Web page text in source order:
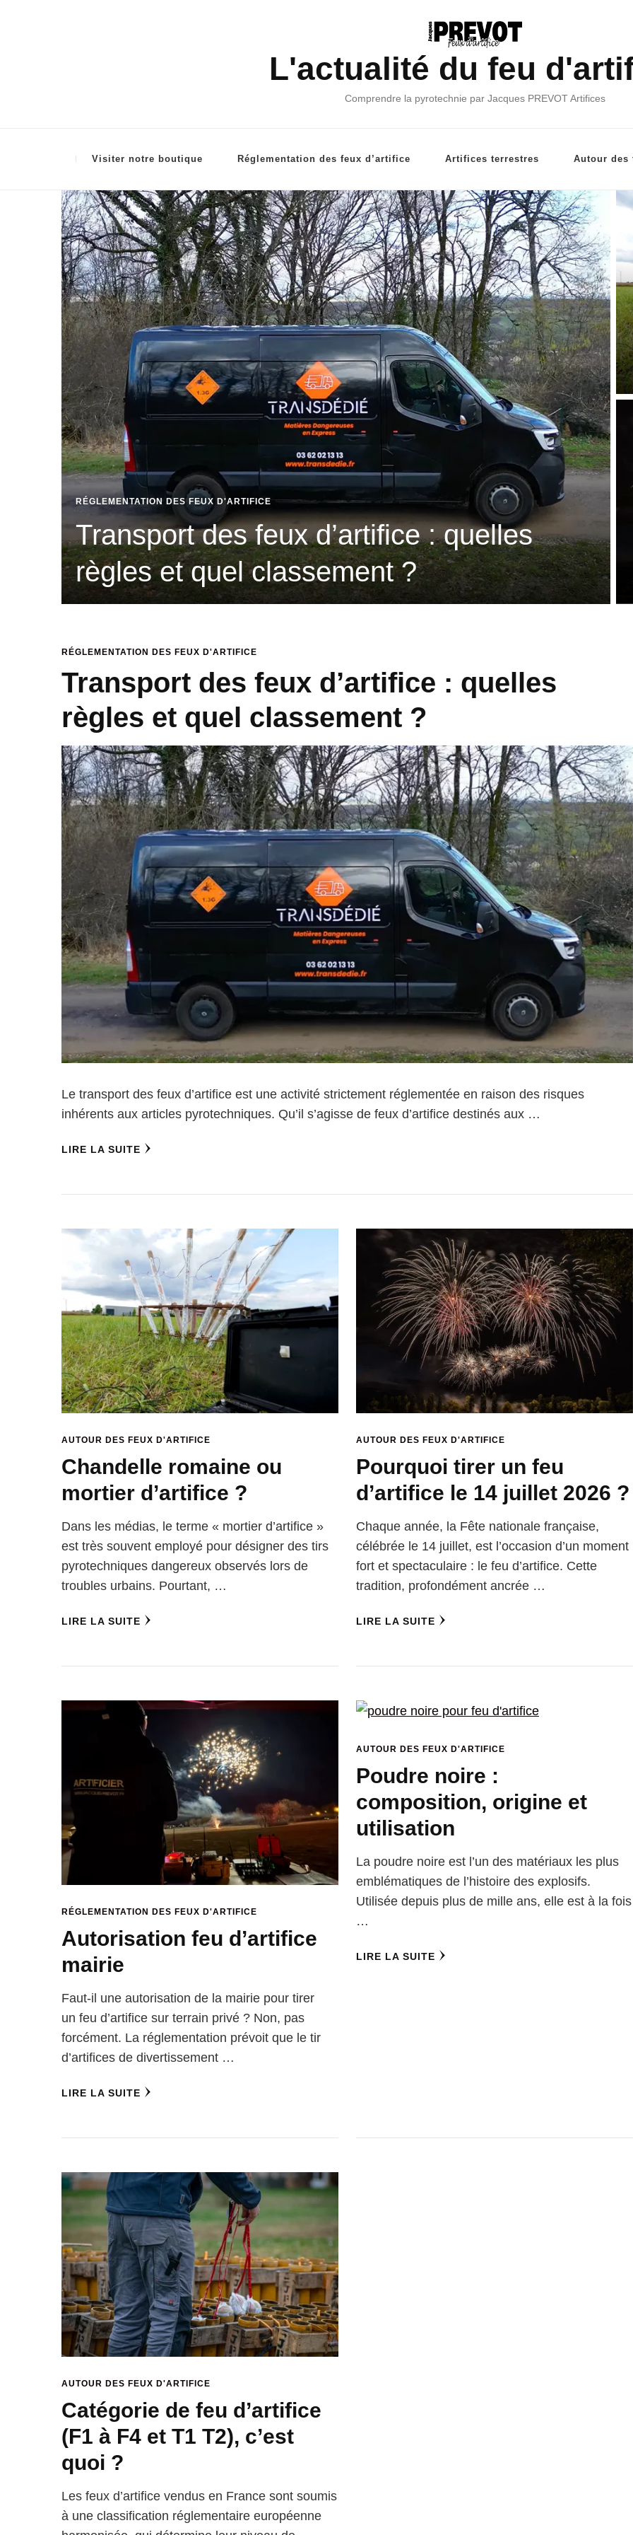
L'actualité du feu
Comprendre la pyrotechnie par Jacques PREVOT Artifices
Visiter notre boutique Réglementation des feux d’artifice Artifices terrestres Autour des
RÉGLEMENTATION DES FEUX D'ARTIFICE
Transport des feux d’artifice : quelles
règles et quel classement ?
RÉGLEMENTATION DES FEUX D'ARTIFICE
Transport des feux d’artifice : quelles
règles et quel classement ?
Le transport des feux d’artifice est une activité strictement réglementée en raison des risques
inhérents aux articles pyrotechniques. Qu’il s’agisse de feux d’artifice destinés aux …
LIRE LA SUITE
AUTOUR DES FEUX D'ARTIFICE
Chandelle romaine ou
mortier d’artifice ?
Dans les médias, le terme « mortier d’artifice »
est très souvent employé pour désigner des tirs
pyrotechniques dangereux observés lors de
troubles urbains. Pourtant, …
LIRE LA SUITE
AUTOUR DES FEUX D'ARTIFICE
Pourquoi tirer un feu
d’artifice le 14 juillet 2026 ?
Chaque année, la Fête nationale française,
célébrée le 14 juillet, est l’occasion d’un moment
fort et spectaculaire : le feu d’artifice. Cette
tradition, profondément ancrée …
LIRE LA SUITE
RÉGLEMENTATION DES FEUX D'ARTIFICE
Autorisation feu d’artifice
mairie
Faut-il une autorisation de la mairie pour tirer
un feu d’artifice sur terrain privé ? Non, pas
forcément. La réglementation prévoit que le tir
d’artifices de divertissement …
LIRE LA SUITE
AUTOUR DES FEUX D'ARTIFICE
Poudre noire :
composition, origine et
utilisation
La poudre noire est l’un des matériaux les plus
emblématiques de l’histoire des explosifs.
Utilisée depuis plus de mille ans, elle est à la fois
…
LIRE LA SUITE
AUTOUR DES FEUX D'ARTIFICE
Catégorie de feu d’artifice
(F1 à F4 et T1 T2), c’est
quoi ?
Les feux d’artifice vendus en France sont soumis
à une classification réglementaire européenne